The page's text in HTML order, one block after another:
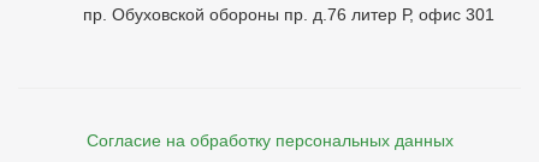
пр. Обуховской обороны пр. д.76 литер Р, офис 301
Согласие на обработку персональных данных